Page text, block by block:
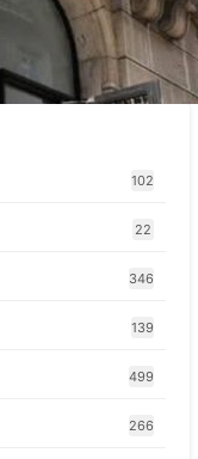
174 de
102
22
346
139
499
266